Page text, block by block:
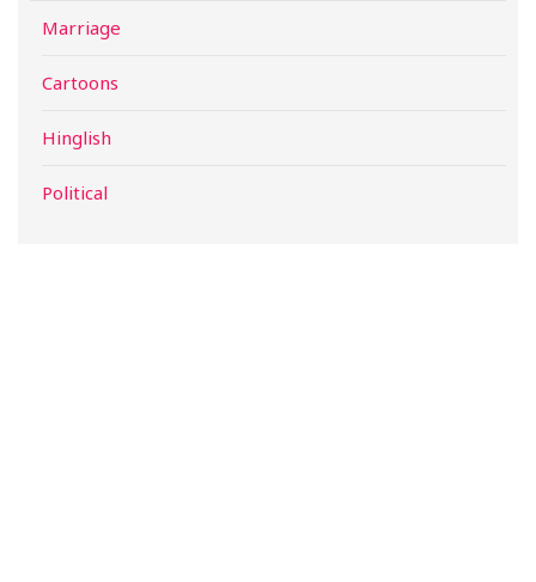
Marriage
Cartoons
Hinglish
Political